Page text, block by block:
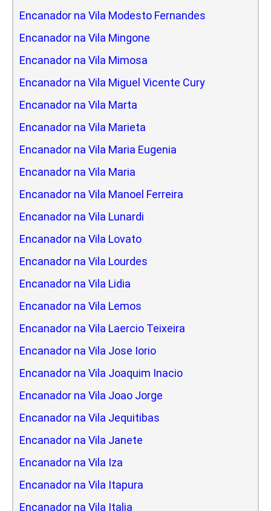
Encanador na Vila Modesto Fernandes
Encanador na Vila Mingone
Encanador na Vila Mimosa
Encanador na Vila Miguel Vicente Cury
Encanador na Vila Marta
Encanador na Vila Marieta
Encanador na Vila Maria Eugenia
Encanador na Vila Maria
Encanador na Vila Manoel Ferreira
Encanador na Vila Lunardi
Encanador na Vila Lovato
Encanador na Vila Lourdes
Encanador na Vila Lidia
Encanador na Vila Lemos
Encanador na Vila Laercio Teixeira
Encanador na Vila Jose Iorio
Encanador na Vila Joaquim Inacio
Encanador na Vila Joao Jorge
Encanador na Vila Jequitibas
Encanador na Vila Janete
Encanador na Vila Iza
Encanador na Vila Itapura
Encanador na Vila Italia